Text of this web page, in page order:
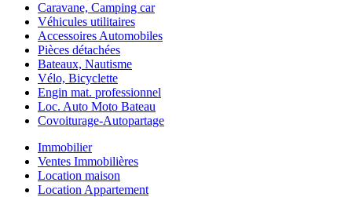
Caravane, Camping car
Véhicules utilitaires
Accessoires Automobiles
Pièces détachées
Bateaux, Nautisme
Vélo, Bicyclette
Engin mat. professionnel
Loc. Auto Moto Bateau
Covoiturage-Autopartage
Immobilier
Ventes Immobilières
Location maison
Location Appartement